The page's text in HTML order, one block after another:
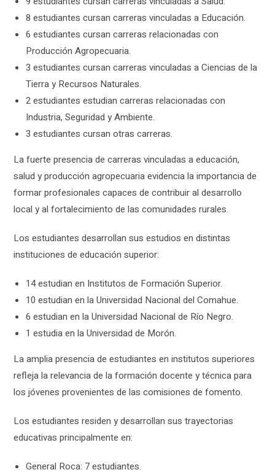
8 estudiantes cursan carreras vinculadas a Educación.
6 estudiantes cursan carreras relacionadas con
Producción Agropecuaria.
3 estudiantes cursan carreras vinculadas a Ciencias de la
Tierra y Recursos Naturales.
2 estudiantes estudian carreras relacionadas con
Industria, Seguridad y Ambiente.
3 estudiantes cursan otras carreras.
La fuerte presencia de carreras vinculadas a educación,
salud y producción agropecuaria evidencia la importancia de
formar profesionales capaces de contribuir al desarrollo
local y al fortalecimiento de las comunidades rurales.
Los estudiantes desarrollan sus estudios en distintas
instituciones de educación superior:
14 estudian en Institutos de Formación Superior.
10 estudian en la Universidad Nacional del Comahue.
6 estudian en la Universidad Nacional de Río Negro.
1 estudia en la Universidad de Morón.
La amplia presencia de estudiantes en institutos superiores
refleja la relevancia de la formación docente y técnica para
los jóvenes provenientes de las comisiones de fomento.
Los estudiantes residen y desarrollan sus trayectorias
educativas principalmente en:
General Roca: 7 estudiantes.